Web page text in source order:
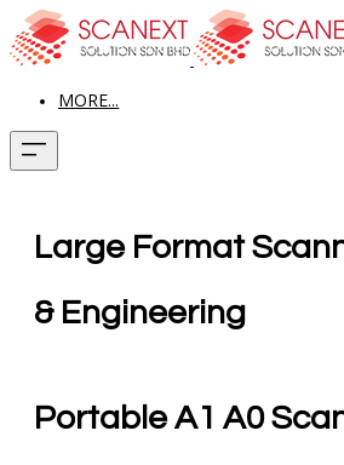
MORE...
Large Format
& Engineering​
Portable A1 A0